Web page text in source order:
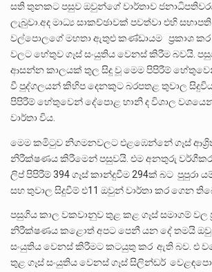
සති තුනකට පසුව ඔවුන්ගේ වාර්තාව
ලැබුවා.අද මාධ්‍ය සාකච්ඡාවක් පවත්වා එහි
වල්පොලගේ මහතා ඇතුළු කණ්ඩායම ප්‍රකාශ කර
වලට හේතුව ගෑස් සංයුතිය වෙනස් කිරීම බවයි.
ආසන්න කාලයක් තුල සිදු වූ මෙම පිපිරීම්
වී පුද්ගලයන් කිහිප දෙනකුට බරපතළ තුවාල
පිපිරීම් හේතුවෙන් දේපොළ හානි ද විශාල වශයෙන්
වාර්තා විය.
මෙම කමිටුව නිගමනවලට එළඹෙන්නේ ගෑස්
නිරීක්ෂණය කිරීමෙන් පසුවයි. එම අනතුරු
ලිප් පිපිරීම් 394 ගෑස් කාන්දුවීම 294ක් බට පුපුරා
සහ තුවාල සිදුවීම් එ11 ඔවුන් වාර්තා කර ගෙන
පසුගිය කාල වකවානුව තුළ කළ ගෑස් සමාගම් වල
නිරීක්ෂණය කළොත් අපට පෙනී යන දේ තමයි
සංයුතිය වෙනස් කිරීමට කටයුතු කර ඇති බව. එ
තුළ ගෑස් සංයුතිය වෙනස් ගෑස් සිලින්ඩර්